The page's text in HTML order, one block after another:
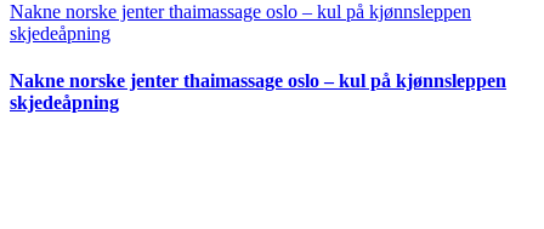
Nakne norske jenter thaimassage oslo – kul på kjønnsleppen
skjedeåpning
Nakne norske jenter thaimassage oslo – kul på kjønnsleppen
skjedeåpning